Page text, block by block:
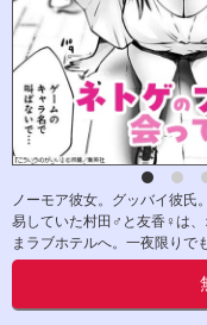
ノーモア彼女。グッバイ彼氏
易していた村田♂と友香♀は、
まラブホテルへ。一夜限りで